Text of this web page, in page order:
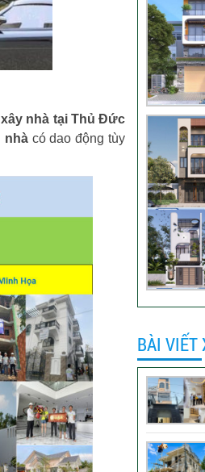
nhà tại Thủ Đức
nhàcó dao động tùy
BÀI VIẾT